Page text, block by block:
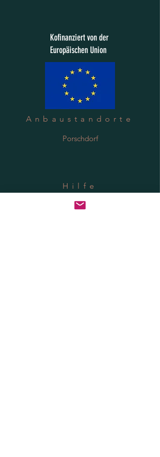
Kofinanziert von der
Europäischen Union
Anbaustandorte
Porschdorf
Hilfe
Versand & Rücksendung